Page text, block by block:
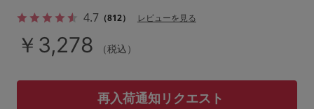
特集ページ
検索を閉じる
4.7（812） レビューを見る
￥3,278 （税込）
再入荷通知リクエスト